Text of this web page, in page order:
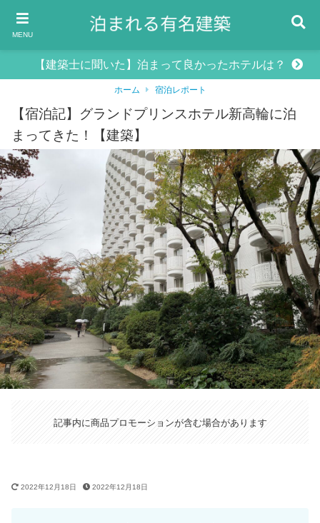
MENU
【建築士に聞いた】泊まって良かったホテルは？
ホーム 宿泊レポート
【宿泊記】グランドプリンスホテル新高輪に泊
まってきた！【建築】
2022年12月18日 2022年12月18日
記事内に商品プロモーションが含む場合があります